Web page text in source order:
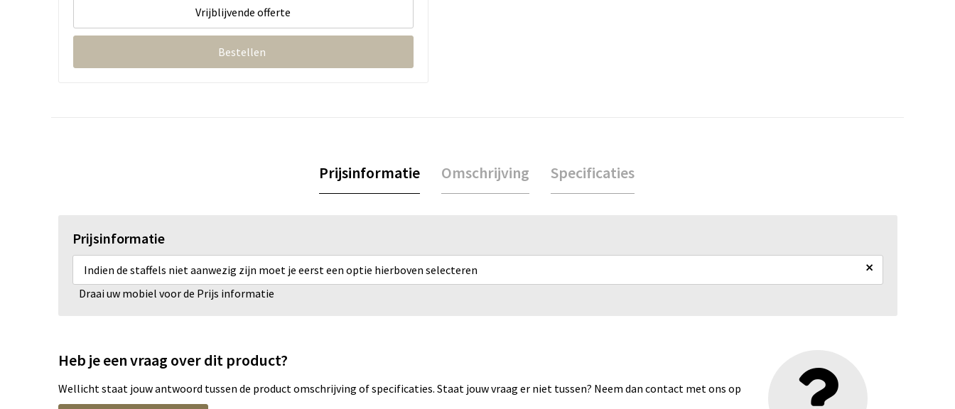
Vrijblijvende offerte
Bestellen
Prijsinformatie Omschrijving Specificaties
Prijsinformatie
Indien de staffels niet aanwezig zijn moet je eerst een optie hierboven selecteren ×
Draai uw mobiel voor de Prijs informatie
Heb je een vraag over dit product?
Wellicht staat jouw antwoord tussen de product omschrijving of specificaties. Staat jouw vraag er niet tussen? Neem dan contact met ons op